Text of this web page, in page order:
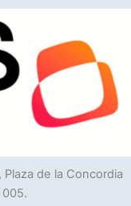
de la Concordia
005.